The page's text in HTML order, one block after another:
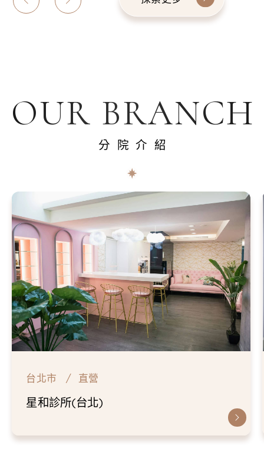
OUR BRANCH
分院介紹
台北市 直營
星和診所(台北)